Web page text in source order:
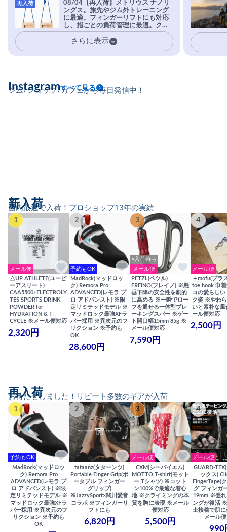
実現。進化系ラバーEvo-74はTRAX
を凌駕する粘着力で極小ホールドに
安心感。
08/04【再入荷】メトリウス ナノリ
ングス。旅先やジム外トレーニング
に最適。フィンガーリフトにも対応
し、指ごとの負荷管理に最適。クラ
イマーの指を本気で鍛えるギア。
再入荷
さらに表示
ジム/ショップ/カフェから毎日発信中！
Instagramすべて見る
国内最速で入荷！プロショップ13年の実績
新入荷
1
メール便
△UP ATHLETE(ユーピ
ーアスリート)
CAA5500+ELECTROLY
TES SPORTS DRINK
POWDER for
HYDRATION & T-
CYCLE ※メール便対応
2,320円
2
予約もOK
MadRock(マッドロッ
ク) Remora Pro
ADVANCED(レモラ プ
ロ アドバンスト) ※限
定リミテッドモデル ※
マッドロック最強XFラ
バー採用 ※異次元のフ
リクション ※予約も
OK
28,600円
3
×入荷待ち
メール便
PETZL(ペツル)
FREINO(フレイノ) ※懸
垂下降の安全性を劇的
に高める ※一瞬でロー
プを通せる一体型ブレ
ーキングスパー ※ゲー
ト開口幅15mm 85g ※
メール便対応
7,590円
4
メール便
＋mofu(プラ
toe hook 巾
コの愛らしい
ク姿 ※やわ
いと素朴な
ール便対応
2,500円
お待たせしました！リピート多数のギアが入荷
再入荷
1
予約もOK
MadRock(マッドロッ
ク) Remora Pro
ADVANCED(レモラ プ
ロ アドバンスト) ※限
定リミテッドモデル ※
マッドロック最強XFラ
バー採用 ※異次元のフ
リクション ※予約も
OK
2
tataanz(タターンツ)
Portable Finger Grip(ポ
ータブル フィンガー
グリップ)
※JazzySport×関川愛音
コラボ ※フィンガーリ
フトにも
6,820円
3
メール便
CXM(シーバイエム)
MOTTO T-shirt(モット
ー Tシャツ) ※コット
ン100%で最適な着心
地 ※クライミングの本
質を胸に表現 ※メール
便対応
5,500円
4
メール便
GUARD-
ックス)
FingerTape(
グ フィンガ
19mm ※登れ
ングが復活
士接着で肌
メール
990